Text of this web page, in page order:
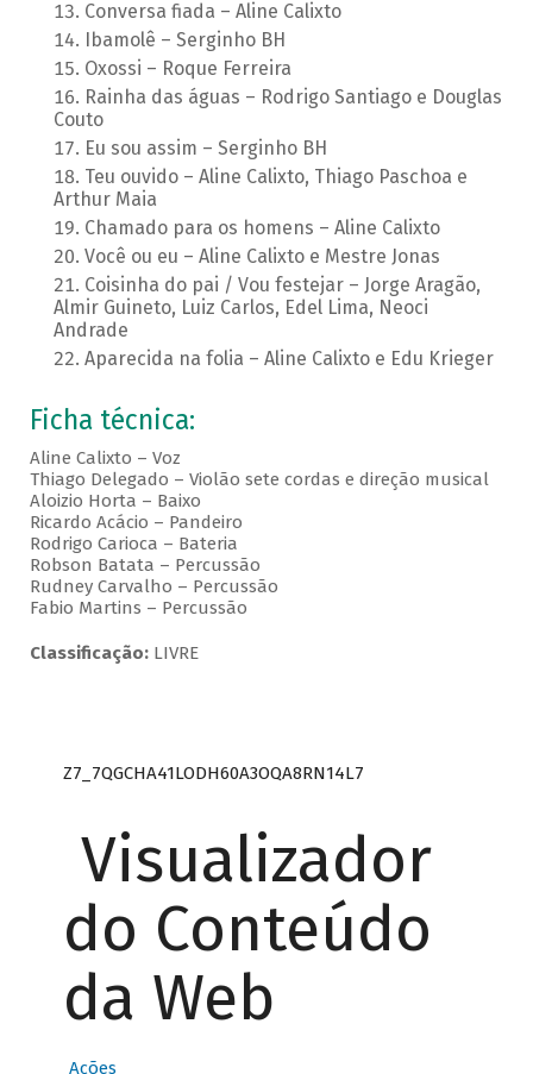
Conversa fiada – Aline Calixto
Ibamolê – Serginho BH
Oxossi – Roque Ferreira
Rainha das águas – Rodrigo Santiago e Douglas
Couto
Eu sou assim – Serginho BH
Teu ouvido – Aline Calixto, Thiago Paschoa e
Arthur Maia
Chamado para os homens – Aline Calixto
Você ou eu – Aline Calixto e Mestre Jonas
Coisinha do pai / Vou festejar – Jorge Aragão,
Almir Guineto, Luiz Carlos, Edel Lima, Neoci
Andrade
Aparecida na folia – Aline Calixto e Edu Krieger
Ficha técnica:
Aline Calixto – Voz
Thiago Delegado – Violão sete cordas e direção musical
Aloizio Horta – Baixo
Ricardo Acácio – Pandeiro
Rodrigo Carioca – Bateria
Robson Batata – Percussão
Rudney Carvalho – Percussão
Fabio Martins – Percussão
Classificação:LIVRE
Z7_7QGCHA41LODH60A3OQA8RN14L7
Visualizador
do Conteúdo
da Web
Ações